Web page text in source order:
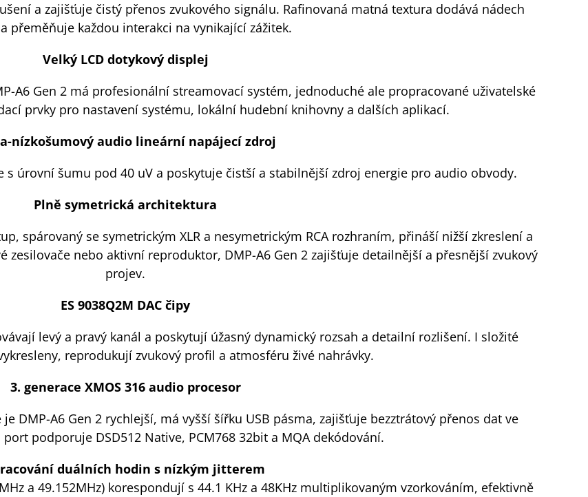
a zajišťuje čistý přenos zvukového signálu. Rafinovaná matná textura dodává nádech
přeměňuje každou interakci na vynikající zážitek.
Velký LCD dotykový displej
A6 Gen 2 má profesionální streamovací systém, jednoduché ale propracované uživatelské
prvky pro nastavení systému, lokální hudební knihovny a dalších aplikací.
nízkošumový audio lineární napájecí zdroj
úrovní šumu pod 40 uV a poskytuje čistší a stabilnější zdroj energie pro audio obvody.
Plně symetrická architektura
spárovaný se symetrickým XLR a nesymetrickým RCA rozhraním, přináší nižší zkreslení a
zesilovače nebo aktivní reproduktor, DMP-A6 Gen 2 zajišťuje detailnější a přesnější zvukový
projev.
ES 9038Q2M DAC čipy
levý a pravý kanál a poskytují úžasný dynamický rozsah a detailní rozlišení. I složité
reprodukují zvukový profil a atmosféru živé nahrávky.
3. generace XMOS 316 audio procesor
DMP-A6 Gen 2 rychlejší, má vyšší šířku USB pásma, zajišťuje bezztrátový přenos dat ve
podporuje DSD512 Native, PCM768 32bit a MQA dekódování.
duálních hodin s nízkým jitterem
a 49.152MHz) korespondují s 44.1 KHz a 48KHz multiplikovaným vzorkováním, efektivně